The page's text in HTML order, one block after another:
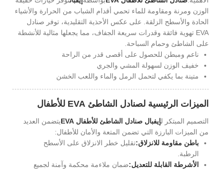
الوزن ومرنة ومقاومة للماء تحمي أقدام الشباب من الحرارة والأشياء
الحادة والأسطح الزلقة. على عكس الأحذية التقليدية، توفر صنادل
EVA تهوية فائقة وقدرات سريعة الجفاف، مما يجعلها مثالية للأنشطة
على الشاطئ وحمام السباحة.
ناعم ومبطن للحصول على أقصى قدر من الراحة
خفيف الوزن لسهولة المشي والجري
متينة بما يكفي لتحمل الرمل والماء واللعب الخشن
الميزات الرئيسية لصنادل الشاطئ EVA للأطفال
التصميم المبتكر لإيفبال صنادل الشاطئ للأطفال EVA
يتضمن العديد
من الميزات البارزة التي تضمن المتعة والأمان للأطفال:
باطن مقاومة للانزلاق:تقليل خطر الانزلاق على الأسطح
الرطبة.
الأشرطة القابلة للتعديل:ضمان ملاءمة محكمة وآمنة لجميع